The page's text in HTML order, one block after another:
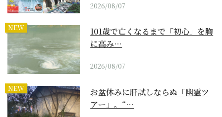
2026/08/07
NEW
101歳で亡くなるまで「初心」を胸
に高み…
2026/08/07
NEW
お盆休みに肝試しならぬ「幽霊ツ
アー」。“…